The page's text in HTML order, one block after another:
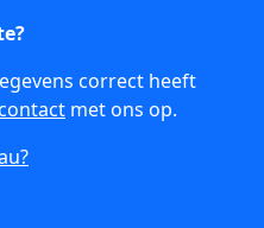
correct heeft
met ons op.